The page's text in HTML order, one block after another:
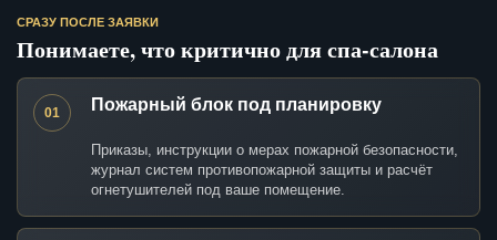
СРАЗУ ПОСЛЕ ЗАЯВКИ
Понимаете, что критично для спа-салона
01 Пожарный блок под планировку
Приказы, инструкции о мерах пожарной безопасности,
журнал систем противопожарной защиты и расчёт
огнетушителей под ваше помещение.